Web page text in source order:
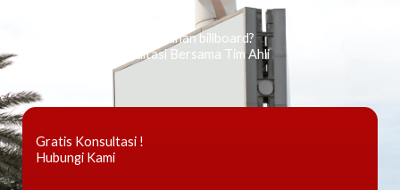
Ingin tahu tentang periklanan billboard?
Kami Berikan Konsultasi Bersama Tim Ahli
Gratis Konsultasi !
Hubungi Kami